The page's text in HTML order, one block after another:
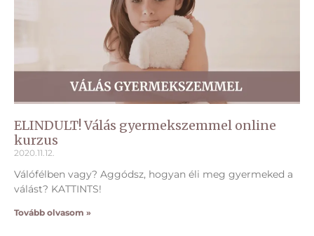
ELINDULT! Válás gyermekszemmel online
kurzus
2020.11.12.
Válófélben vagy? Aggódsz, hogyan éli meg gyermeked a
válást? KATTINTS!
Tovább olvasom »